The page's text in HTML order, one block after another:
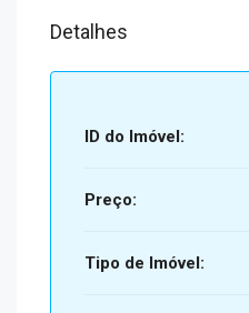
Detalhes
ID do Imóvel:
Preço:
Tipo de Imóvel: